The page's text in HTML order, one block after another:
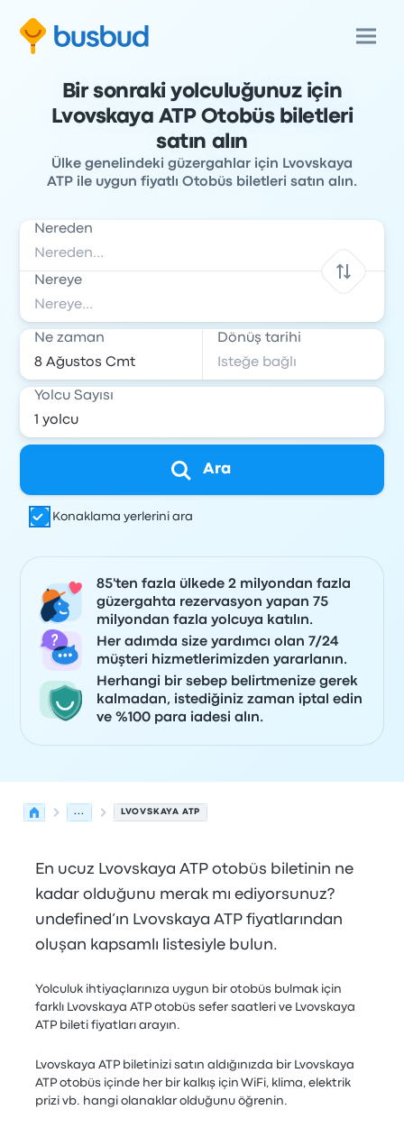
Bir sonraki yolculuğunuz için
Lvovskaya ATP Otobüs biletleri
satın alın
Ülke genelindeki güzergahlar için Lvovskaya
ATP ile uygun fiyatlı Otobüs biletleri satın alın.
Nereden
Nereye
Ne zaman Dönüş tarihi
Yolcu Sayısı
Ara
Konaklama yerlerini ara
85'ten fazla ülkede 2 milyondan fazla
güzergahta rezervasyon yapan 75
milyondan fazla yolcuya katılın.
Her adımda size yardımcı olan 7/24
müşteri hizmetlerimizden yararlanın.
Herhangi bir sebep belirtmenize gerek
kalmadan, istediğiniz zaman iptal edin
ve %100 para iadesi alın.
... LVOVSKAYA ATP
En ucuz Lvovskaya ATP otobüs biletinin ne
kadar olduğunu merak mı ediyorsunuz?
undefined’ın Lvovskaya ATP fiyatlarından
oluşan kapsamlı listesiyle bulun.
Yolculuk ihtiyaçlarınıza uygun bir otobüs bulmak için
farklı Lvovskaya ATP otobüs sefer saatleri ve Lvovskaya
ATP bileti fiyatları arayın.
Lvovskaya ATP biletinizi satın aldığınızda bir Lvovskaya
ATP otobüs içinde her bir kalkış için WiFi, klima, elektrik
prizi vb. hangi olanaklar olduğunu öğrenin.